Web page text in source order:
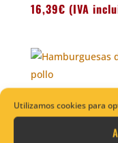
Utilizamos cookies para
16,39€ (IVA
Burguer Meat
(IVA